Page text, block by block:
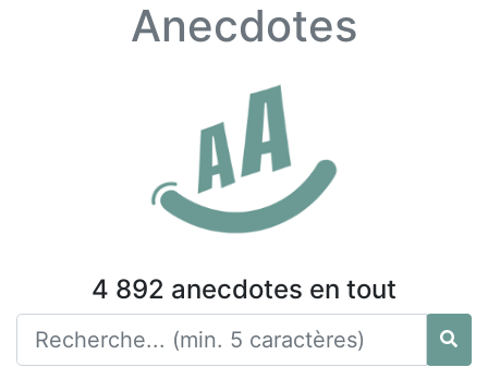
Anecdotes
4 892 anecdotes en tout